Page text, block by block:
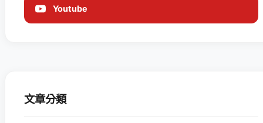
Youtube
文章分類